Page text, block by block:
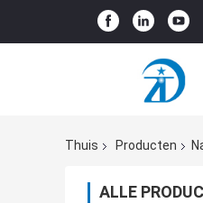
Thuis
Producten
ALLE